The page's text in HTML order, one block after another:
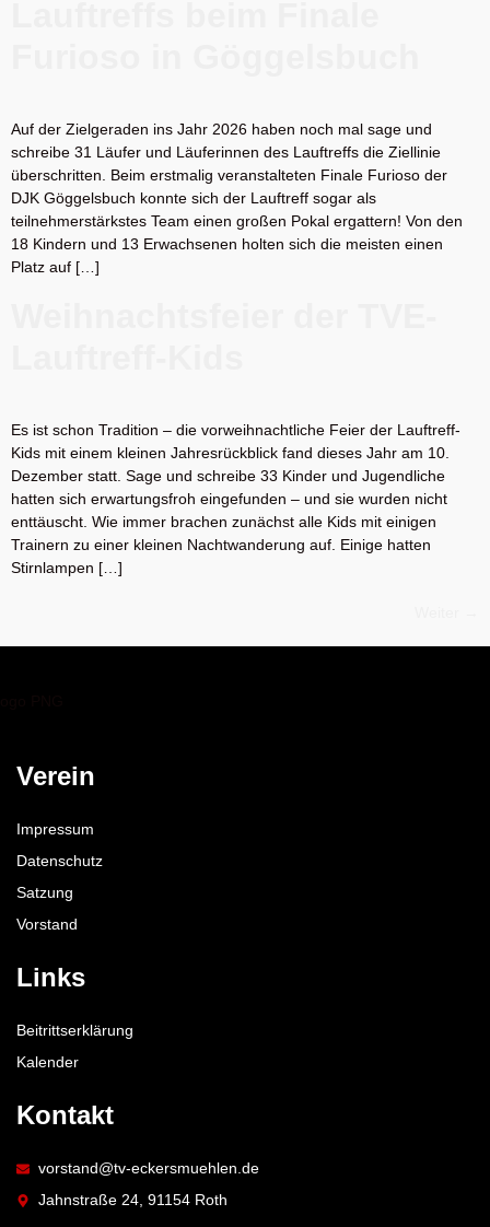
Auf der Zielgeraden ins Jahr 2026 haben noch mal sage und
schreibe 31 Läufer und Läuferinnen des Lauftreffs die Ziellinie
überschritten. Beim erstmalig veranstalteten Finale Furioso der
DJK Göggelsbuch konnte sich der Lauftreff sogar als
teilnehmerstärkstes Team einen großen Pokal ergattern! Von den
18 Kindern und 13 Erwachsenen holten sich die meisten einen
Platz auf […]
Es ist schon Tradition – die vorweihnachtliche Feier der Lauftreff-
Kids mit einem kleinen Jahresrückblick fand dieses Jahr am 10.
Dezember statt. Sage und schreibe 33 Kinder und Jugendliche
hatten sich erwartungsfroh eingefunden – und sie wurden nicht
enttäuscht. Wie immer brachen zunächst alle Kids mit einigen
Trainern zu einer kleinen Nachtwanderung auf. Einige hatten
Stirnlampen […]
Verein
Impressum
Datenschutz
Satzung
Vorstand
Links
Beitrittserklärung
Kalender
Kontakt
vorstand@tv-eckersmuehlen.de
Jahnstraße 24, 91154 Roth